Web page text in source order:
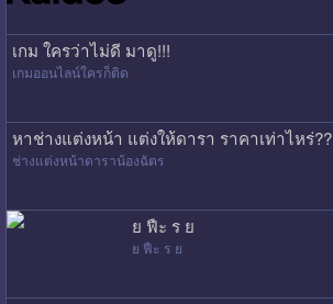
เกม ใครว่าไม่ดี มาดู!!!
เกมออนไลน์ใครก็ติด
หาช่างแต่งหน้า แต่งให้ดารา ราคาเท่าไหร่??
ช่างแต่งหน้าดาราน้องฉัตร
ย ฟืะ ร ย
ย ฟืะ ร ย